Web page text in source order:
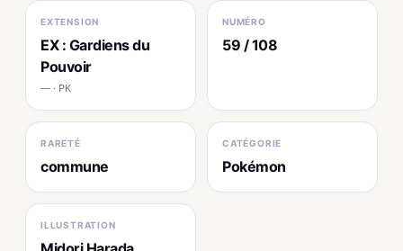
EXTENSION
EX : Gardiens du
Pouvoir
— · PK
NUMÉRO
59 / 108
RARETÉ
commune
CATÉGORIE
Pokémon
ILLUSTRATION